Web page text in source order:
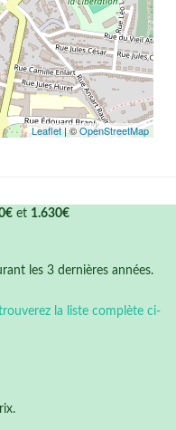
Leaflet| ©OpenStreetMap
et 1.630€
les 3 dernières années.
la liste complète ci-